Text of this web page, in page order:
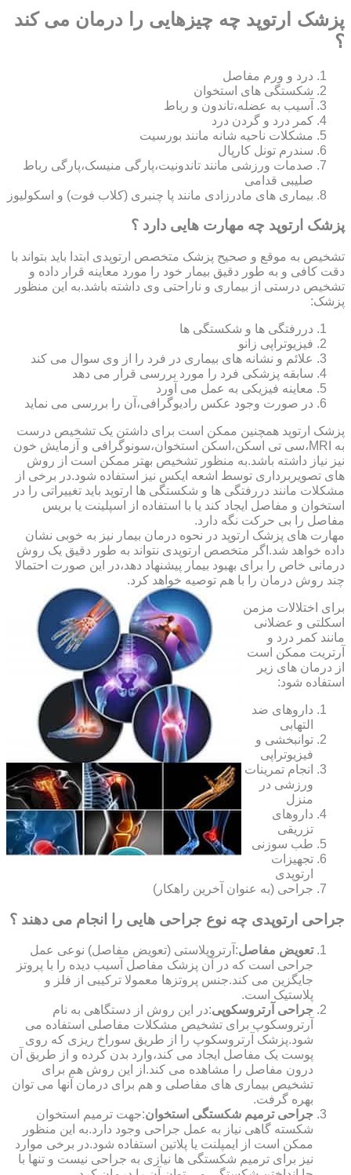
پزشک ارتوپد چه چیزهایی را درمان می کند
؟
درد و ورم مفاصل
شکستگی های استخوان
آسیب به عضله،تاندون و رباط
کمر درد و گردن درد
مشکلات ناحیه شانه مانند بورسیت
سندرم تونل کارپال
صدمات ورزشی مانند تاندونیت،پارگی منیسک،پارگی رباط
صلیبی قدامی
بیماری های مادرزادی مانند پا چنبری (کلاب فوت) و اسکولیوز
پزشک ارتوپد چه مهارت هایی دارد ؟
تشخیص به موقع و صحیح پزشک متخصص ارتوپدی ابتدا باید بتواند با
دقت کافی و به طور دقیق بیمار خود را مورد معاینه قرار داده و
تشخیص درستی از بیماری و ناراحتی وی داشته باشد.به این منظور
پزشک:
دررفتگی ها و شکستگی ها
فیزیوتراپی زانو
علائم و نشانه های بیماری در فرد را از وی سوال می کند
سابقه پزشکی فرد را مورد بررسی قرار می دهد
معاینه فیزیکی به عمل می آورد
در صورت وجود عکس رادیوگرافی،آن را بررسی می‎ نماید
پزشک ارتوپد همچنین ممکن است برای داشتن یک تشخیص درست
به MRI،سی تی اسکن،اسکن استخوان،سونوگرافی و آزمایش خون
نیز نیاز داشته باشد.به منظور تشخیص بهتر ممکن است از روش
های تصویربرداری توسط اشعه ایکس نیز استفاده شود.در برخی از
مشکلات مانند دررفتگی ها و شکستگی ها ارتوپد باید تغییراتی را در
استخوان و مفاصل ایجاد کند یا با استفاده از اسپلینت یا بریس
مفاصل را بی حرکت نگه دارد.
مهارت های پزشک ارتوپد در نحوه درمان بیمار نیز به خوبی نشان
داده خواهد شد.اگر متخصص ارتوپدی نتواند به طور دقیق یک روش
درمانی خاص را برای بهبود بیمار پیشنهاد دهد،در این صورت احتمالا
چند روش درمان را با هم توصیه خواهد کرد.
برای اختلالات مزمن
اسکلتی و عضلانی
مانند کمر درد و
آرتریت ممکن است
از درمان های زیر
استفاده شود:
داروهای ضد
التهابی
توانبخشی و
فیزیوتراپی
انجام تمرینات
ورزشی در
منزل
داروهای
تزریقی
طب سوزنی
تجهیزات
ارتوپدی
جراحی (به عنوان آخرین راهکار)
جراحی ارتوپدی چه نوع جراحی هایی را انجام می دهند ؟
تعویض مفاصل:آرتروپلاستی (تعویض مفاصل) نوعی عمل
جراحی است که در آن پزشک مفاصل آسیب دیده را با پروتز
جایگزین می کند.جنس پروتزها معمولا ترکیبی از فلز و
پلاستیک است.
جراحی آرتروسکوپی:در این روش از دستگاهی به نام
آرتروسکوپ برای تشخیص مشکلات مفاصلی استفاده می
شود.پزشک آرتروسکوپ را از طریق سوراخ ریزی که روی
پوست یک مفاصل ایجاد می کند،وارد بدن کرده و از طریق آن
درون مفاصل را مشاهده می کند.از این روش هم برای
تشخیص بیماری های مفاصلی و هم برای درمان آنها می توان
بهره گرفت.
جراحی ترمیم شکستگی استخوان:جهت ترمیم استخوان
شکسته گاهی نیاز به عمل جراحی وجود دارد.به این منظور
ممکن است از ایمپلنت یا پلاتین استفاده شود.در برخی موارد
نیز برای ترمیم شکستگی ها نیازی به جراحی نیست و تنها با